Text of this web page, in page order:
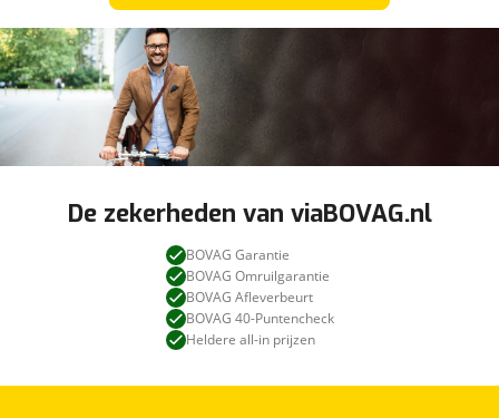
De zekerheden van viaBOVAG.nl
BOVAG Garantie
BOVAG Omruilgarantie
BOVAG Afleverbeurt
BOVAG 40-Puntencheck
Heldere all-in prijzen